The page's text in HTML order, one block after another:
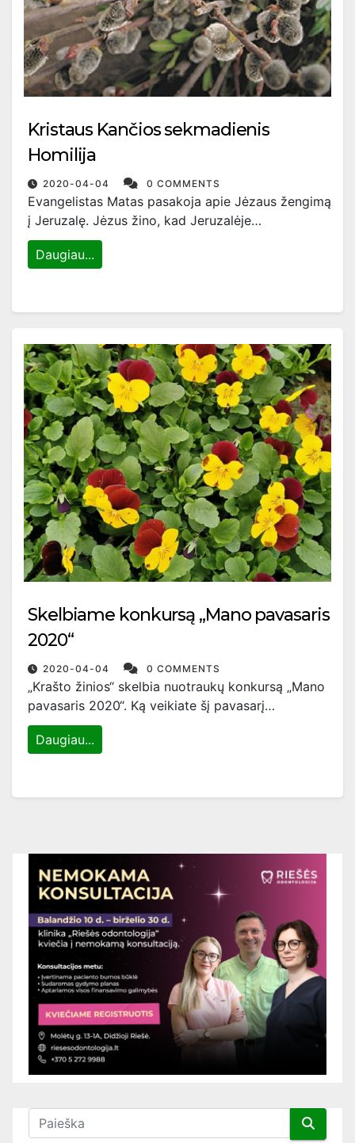
Kristaus Kančios sekmadienis
Homilija
2020-04-04 0 COMMENTS
Evangelistas Matas pasakoja apie Jėzaus žengimą
į Jeruzalę. Jėzus žino, kad Jeruzalėje…
Daugiau...
Skelbiame konkursą „Mano pavasaris
2020“
2020-04-04 0 COMMENTS
„Krašto žinios“ skelbia nuotraukų konkursą „Mano
pavasaris 2020“. Ką veikiate šį pavasarį…
Daugiau...